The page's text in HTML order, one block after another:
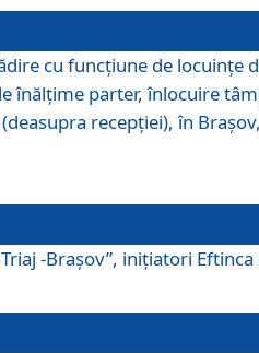
cu funcţiune de
înălţime parter, înlocuire
recepţiei), în
-Braşov”, iniţiatori Eftinca